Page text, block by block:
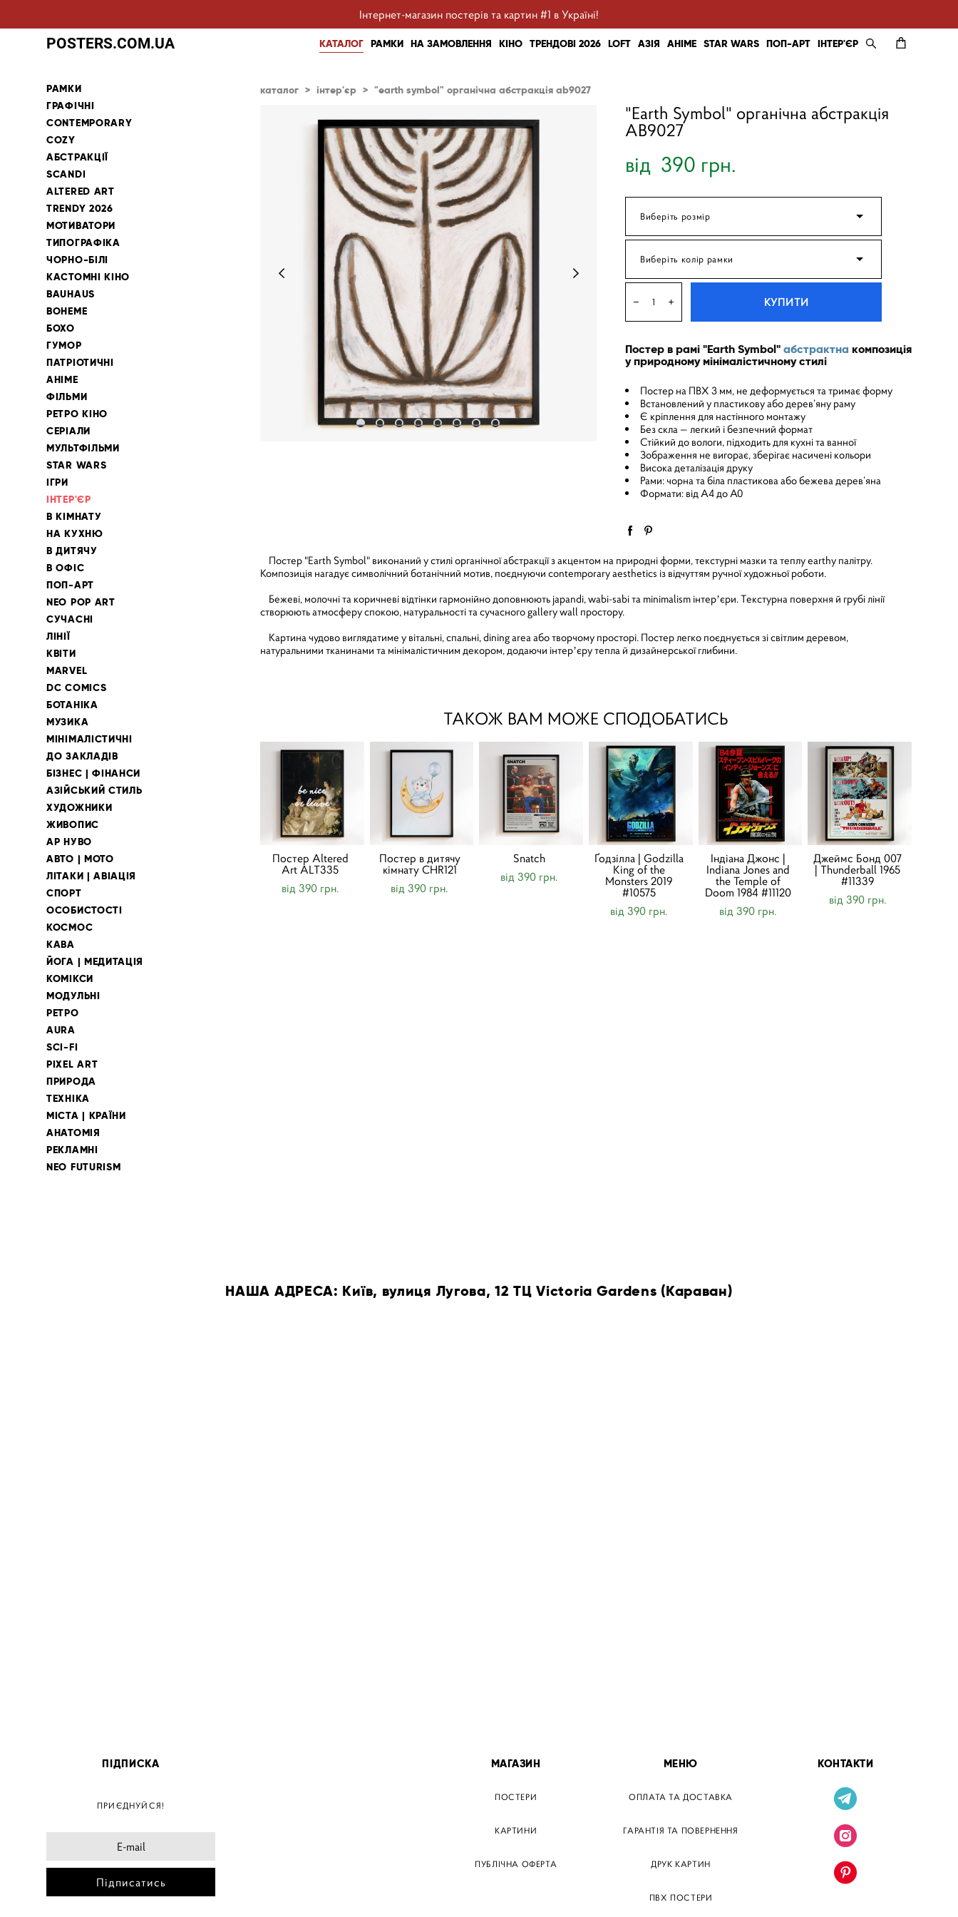
Інтернет-магазин постерів та картин #1 в Україні!
POSTERS.COM.UA КАТАЛОГ РАМКИ НА ЗАМОВЛЕННЯ КІНО ТРЕНДОВІ 2026 LOFT АЗІЯ АНІМЕ STAR WARS ПОП-АРТ ІНТЕР'ЄР
РАМКИ
ГРАФІЧНІ
CONTEMPORARY
COZY
АБСТРАКЦІЇ
SCANDI
ALTERED ART
TRENDY 2026
МОТИВАТОРИ
ТИПОГРАФІКА
ЧОРНО-БІЛІ
КАСТОМНІ КІНО
BAUHAUS
BOHEME
БОХО
ГУМОР
ПАТРІОТИЧНІ
АНІМЕ
ФІЛЬМИ
РЕТРО КІНО
СЕРІАЛИ
МУЛЬТФІЛЬМИ
STAR WARS
ІГРИ
ІНТЕР'ЄР
В КІМНАТУ
НА КУХНЮ
В ДИТЯЧУ
В ОФІС
ПОП-АРТ
NEO POP ART
СУЧАСНІ
ЛІНІЇ
КВІТИ
MARVEL
DC COMICS
БОТАНІКА
МУЗИКА
МІНІМАЛІСТИЧНІ
ДО ЗАКЛАДІВ
БІЗНЕС | ФІНАНСИ
АЗІЙСЬКИЙ СТИЛЬ
ХУДОЖНИКИ
ЖИВОПИС
АР НУВО
АВТО | МОТО
ЛІТАКИ | АВІАЦІЯ
СПОРТ
ОСОБИСТОСТІ
КОСМОС
КАВА
ЙОГА | МЕДИТАЦІЯ
КОМІКСИ
МОДУЛЬНІ
РЕТРО
AURA
SCI-FI
PIXEL ART
ПРИРОДА
ТЕХНІКА
МІСТА | КРАЇНИ
АНАТОМІЯ
РЕКЛАМНІ
NEO FUTURISM
каталог > інтер'єр > "earth symbol" органічна абстракція ab9027
"Earth Symbol" органічна абстракція
AB9027
від 390 грн.
Виберіть розмір
Виберіть колір рамки
КУПИТИ
Постер в рамі "Earth Symbol"абстрактна композиція
у природному мінімалістичному стилі
Постер на ПВХ 3 мм, не деформується та тримає форму
Встановлений у пластикову або дерев’яну раму
Є кріплення для настінного монтажу
Без скла — легкий і безпечний формат
Стійкий до вологи, підходить для кухні та ванної
Зображення не вигорає, зберігає насичені кольори
Висока деталізація друку
Рами: чорна та біла пластикова або бежева дерев’яна
Формати: від A4 до A0
Постер "Earth Symbol" виконаний у стилі органічної абстракції з акцентом на природні форми, текстурні мазки та теплу earthy палітру.
Композиція нагадує символічний ботанічний мотив, поєднуючи contemporary aesthetics із відчуттям ручної художньої роботи.
Бежеві, молочні та коричневі відтінки гармонійно доповнюють japandi, wabi-sabi та minimalism інтерʼєри. Текстурна поверхня й грубі лінії
створюють атмосферу спокою, натуральності та сучасного gallery wall простору.
Картина чудово виглядатиме у вітальні, спальні, dining area або творчому просторі. Постер легко поєднується зі світлим деревом,
натуральними тканинами та мінімалістичним декором, додаючи інтерʼєру тепла й дизайнерської глибини.
ТАКОЖ ВАМ МОЖЕ СПОДОБАТИСЬ
Постер Altered
Art ALT335
від 390 грн.
Постер в дитячу
кімнату CHR121
від 390 грн.
Snatch
від 390 грн.
Ґодзілла | Godzilla
King of the
Monsters 2019
#10575
від 390 грн.
Індіана Джонс |
Indiana Jones and
the Temple of
Doom 1984 #11120
від 390 грн.
Джеймс Бонд 007
| Thunderball 1965
#11339
від 390 грн.
НАША АДРЕСА: Київ, вулиця Лугова, 12 ТЦ Victoria Gardens (Караван)
ПІДПИСКА
ПРИЄДНУЙСЯ!
Підписатись
МАГАЗИН
ПОСТЕРИ
КАРТИНИ
ПУБЛІЧНА ОФЕРТА
МЕНЮ
ОПЛАТА ТА ДОСТАВКА
ГАРАНТІЯ ТА ПОВЕРНЕННЯ
ДРУК КАРТИН
ПВХ ПОСТЕРИ
КОНТАКТИ